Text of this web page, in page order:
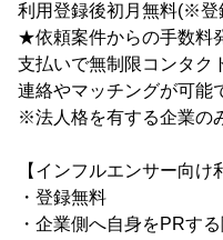
利用登録後初月無料(※登
★依頼案件からの手数料
支払いで無制限コンタク
連絡やマッチングが可能
※法人格を有する企業の
【インフルエンサー向け
・登録無料
・企業側へ自身をPRす